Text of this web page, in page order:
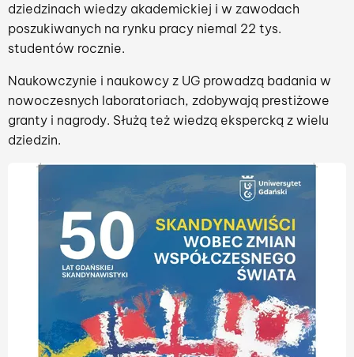
dziedzinach wiedzy akademickiej i w zawodach
poszukiwanych na rynku pracy niemal 22 tys.
studentów rocznie.
Naukowczynie i naukowcy z UG prowadzą badania w
nowoczesnych laboratoriach, zdobywają prestiżowe
granty i nagrody. Służą też wiedzą ekspercką z wielu
dziedzin.